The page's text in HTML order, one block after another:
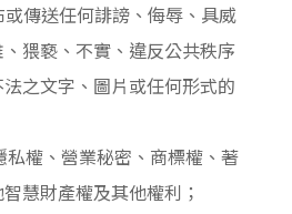
傳送任何誹謗、侮辱、具威
猥褻、不實、違反公共秩序
之文字、圖片或任何形式的
私權、營業秘密、商標權、著
慧財產權及其他權利；